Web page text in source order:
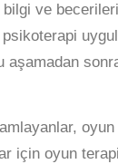
ve
aşamadan
için oyun